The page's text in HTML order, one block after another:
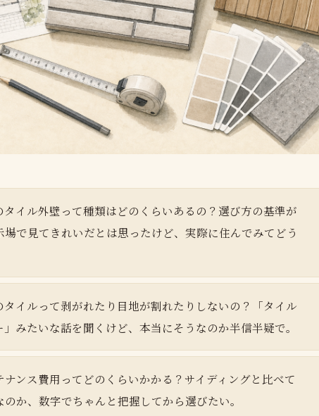
タイル外壁って種類はどのくらいあるの？選び方の基準が
で見てきれいだとは思ったけど、実際に住んでみてどう
タイルって剥がれたり目地が割れたりしないの？「タイル
みたいな話を聞くけど、本当にそうなのか半信半疑で。
ンス費用ってどのくらいかかる？サイディングと比べて
か、数字でちゃんと把握してから選びたい。